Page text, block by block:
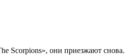
Scorpions», они приезжают снова.